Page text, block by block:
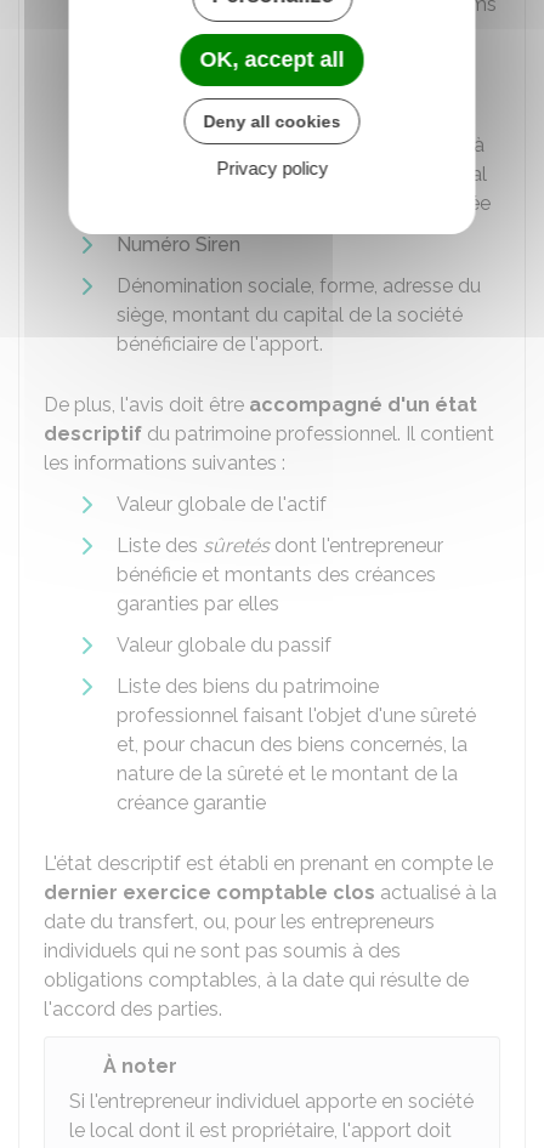
et le cas échéant nom commercial de
l'entrepreneur individuel
Activité professionnelle etcode APE
Adresse de l'établissement principal ou, à
défaut d'établissement, l'adresse du local
d'habitation où l'entreprise cédée est fixée
Numéro Siren
Dénomination sociale, forme, adresse du
siège, montant du capital de la société
bénéficiaire de l'apport.
De plus, l'avis doit être accompagné d'un état
descriptif du patrimoine professionnel. Il contient
les informations suivantes :
Valeur globale de l'actif
Liste des sûretésdont l'entrepreneur
bénéficie et montants des créances
garanties par elles
Valeur globale du passif
Liste des biens du patrimoine
professionnel faisant l'objet d'une sûreté
et, pour chacun des biens concernés, la
nature de la sûreté et le montant de la
créance garantie
L'état descriptif est établi en prenant en compte le
dernier exercice comptable clos actualisé à la
date du transfert, ou, pour les entrepreneurs
individuels qui ne sont pas soumis à des
obligations comptables, à la date qui résulte de
l'accord des parties.
À noter
Si l'entrepreneur individuel apporte en société
le local dont il est propriétaire, l'apport doit
OK, accept all
Deny all cookies
Privacy policy